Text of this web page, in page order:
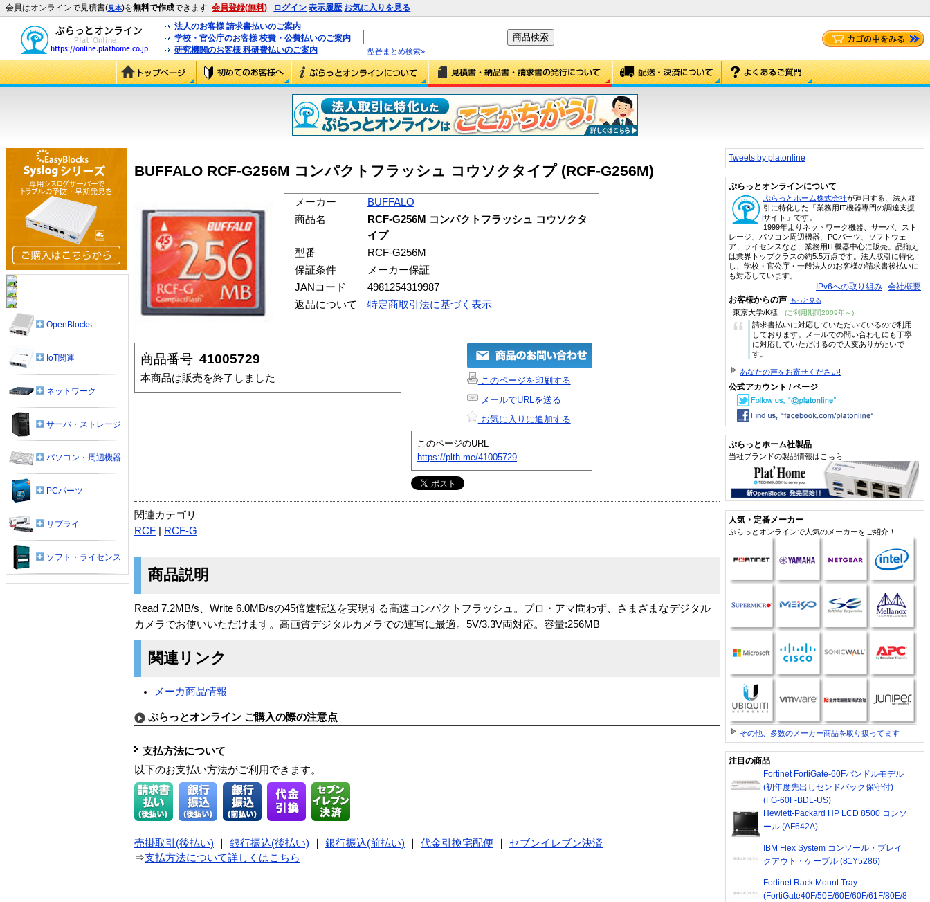
会員はオンラインで見積書(見本)を無料で作成できます 会員登録(無料) ログイン 表示履歴 お気に入りを見る
法人のお客様 請求書払いのご案内
学校・官公庁のお客様 校費・公費払いのご案内
研究機関のお客様 科研費払いのご案内
型番まとめ検索»
BUFFALO RCF-G256M コンパクトフラッシュ コウソクタイプ (RCF-G256M)
メーカー
BUFFALO
商品名
RCF-G256M コンパクトフラッシュ コウソクタ
イプ
型番
RCF-G256M
保証条件
メーカー保証
JANコード
4981254319987
返品について
特定商取引法に基づく表示
商品番号 41005729
本商品は販売を終了しました
このページを印刷する
メールでURLを送る
お気に入りに追加する
このページのURL
https://plth.me/41005729
関連カテゴリ
RCF
RCF-G
商品説明
Read 7.2MB/s、Write 6.0MB/sの45倍速転送を実現する高速コンパクトフラッシュ。プロ・アマ問わず、さまざまなデジタル
カメラでお使いいただけます。高画質デジタルカメラでの連写に最適。5V/3.3V両対応。容量:256MB
関連リンク
メーカ商品情報
ぷらっとオンライン ご購入の際の注意点
支払方法について
以下のお支払い方法がご利用できます。
売掛取引(後払い) 銀行振込(後払い) 銀行振込(前払い) 代金引換宅配便
セブンイレブン決済
⇒支払方法について詳しくはこちら
OpenBlocks
IoT関連
ネットワーク
サーバ・ストレージ
パソコン・周辺機器
PCパーツ
サプライ
ソフト・ライセンス
Tweets by platonline
ぷらっとオンラインについて
ぷらっとホーム株式会社が運用する、法人取
引に特化した「業務用IT機器専門の調達支援
サイト」です。
1999年よりネットワーク機器、サーバ、スト
レージ、パソコン周辺機器、PCパーツ、ソフトウェ
ア、ライセンスなど、業務用IT機器中心に販売。品揃え
は業界トップクラスの約5.5万点です。法人取引に特化
し、学校・官公庁・一般法人のお客様の請求書後払いに
も対応しています。
IPv6への取り組み 会社概要
お客様からの声 もっと見る
東京大学/K様 (ご利用期間2009年～)
“
請求書払いに対応していただいているので利用
しております。メールでの問い合わせにも丁寧
に対応していただけるので大変ありがたいで
す。
あなたの声をお寄せください!
公式アカウント / ページ
ぷらっとホーム社製品
当社ブランドの製品情報はこちら
人気・定番メーカー
ぷらっとオンラインで人気のメーカーをご紹介！
その他、多数のメーカー商品を取り扱ってます
注目の商品
Fortinet FortiGate-60Fバンドルモデル
(初年度先出しセンドバック保守付)
(FG-60F-BDL-US)
Hewlett-Packard HP LCD 8500 コンソ
ール (AF642A)
IBM Flex System コンソール・ブレイ
クアウト・ケーブル (81Y5286)
Fortinet Rack Mount Tray
(FortiGate40F/50E/60E/60F/61F/80E/8